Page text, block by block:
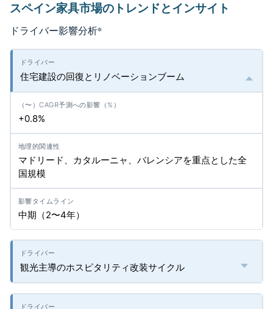
スペイン家具市場のトレンドとインサイト
ドライバー影響分析*
住宅建設の回復とリノベーションブーム
+0.8%
マドリード、カタルーニャ、バレンシアを重点とした全
国規模
中期（2〜4年）
観光主導のホスピタリティ改装サイクル